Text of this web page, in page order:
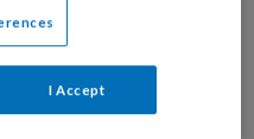
ons
I Accept